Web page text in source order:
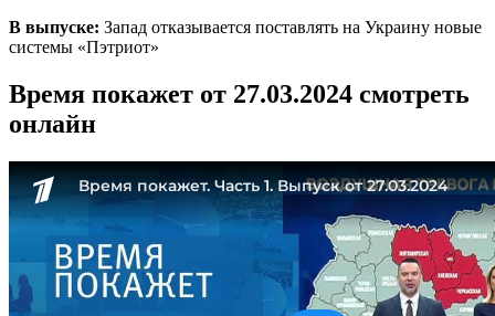
В выпуске: Запад отказывается поставлять на Украину новые
системы «Пэтриот»
Время покажет от 27.03.2024 смотреть
онлайн